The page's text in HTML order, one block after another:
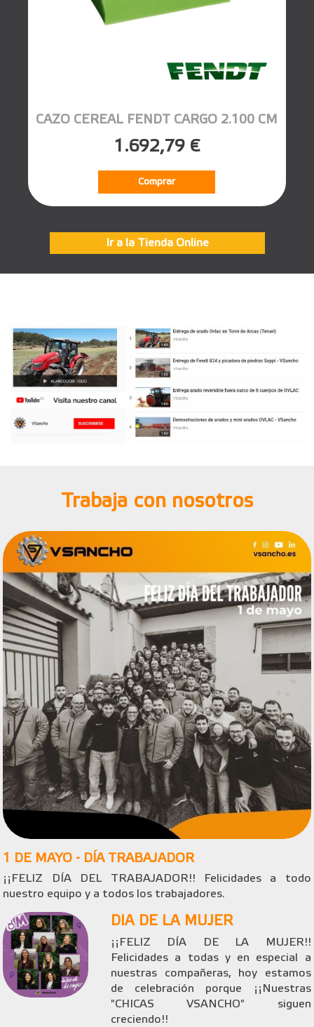
CAZO CEREAL FENDT CARGO 2.100 CM
1.692,79 €
Comprar
Ir a la Tienda Online
Trabaja con nosotros
1 DE MAYO - DÍA TRABAJADOR
¡¡FELIZ DÍA DEL TRABAJADOR!! Felicidades a todo
nuestro equipo y a todos los trabajadores.
DIA DE LA MUJER
¡¡FELIZ DÍA DE LA MUJER!!
Felicidades a todas y en especial a
nuestras compañeras, hoy estamos
de celebración porque ¡¡Nuestras
"CHICAS VSANCHO" siguen
creciendo!!